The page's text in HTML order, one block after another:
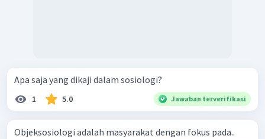
Apa saja yang dikaji dalam sosiologi?
1 5.0 Jawaban terverifikasi
Objeksosiologi adalah masyarakat dengan fokus pada..